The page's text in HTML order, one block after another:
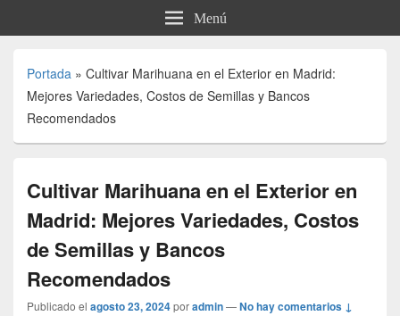
Menú
Portada » Cultivar Marihuana en el Exterior en Madrid:
Mejores Variedades, Costos de Semillas y Bancos
Recomendados
Cultivar Marihuana en el Exterior en
Madrid: Mejores Variedades, Costos
de Semillas y Bancos
Recomendados
Publicado el agosto 23, 2024poradmin—No hay comentarios ↓